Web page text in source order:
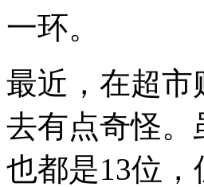
一环。
最近，在超市
去有点奇怪。
也都是13位